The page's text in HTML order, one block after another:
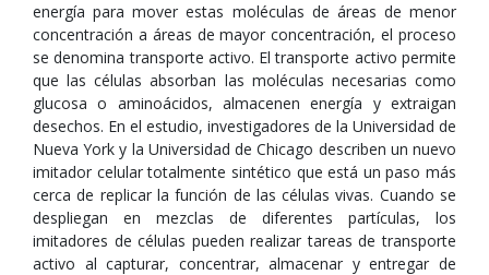
energía para mover estas moléculas de áreas de menor
concentración a áreas de mayor concentración, el proceso
se denomina transporte activo. El transporte activo permite
que las células absorban las moléculas necesarias como
glucosa o aminoácidos, almacenen energía y extraigan
desechos. En el estudio, investigadores de la Universidad de
Nueva York y la Universidad de Chicago describen un nuevo
imitador celular totalmente sintético que está un paso más
cerca de replicar la función de las células vivas. Cuando se
despliegan en mezclas de diferentes partículas, los
imitadores de células pueden realizar tareas de transporte
activo al capturar, concentrar, almacenar y entregar de